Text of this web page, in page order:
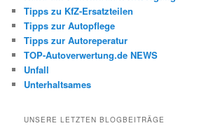
Tipps zu KfZ-Ersatzteilen
Tipps zur Autopflege
Tipps zur Autoreperatur
TOP-Autoverwertung.de NEWS
Unfall
Unterhaltsames
UNSERE LETZTEN BLOGBEITRÄGE